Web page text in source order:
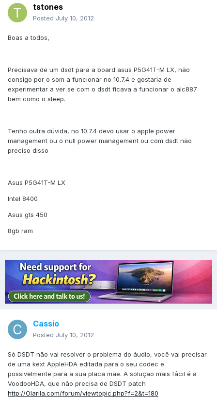
tstones
Posted July 10, 2012
Boas a todos,
Precisava de um dsdt para a board asus P5G41T-M LX, não
consigo por o som a funcionar no 10.7.4 e gostaria de
experimentar a ver se com o dsdt ficava a funcionar o alc887
bem como o sleep.
Tenho outra dúvida, no 10.7.4 devo usar o apple power
management ou o null power management ou com dsdt não
preciso disso
Asus P5G41T-M LX
Intel 8400
Asus gts 450
8gb ram
Cassio
Posted July 10, 2012
Só DSDT não vai resolver o problema do áudio, você vai precisar
de uma kext AppleHDA editada para o seu codec e
possivelmente para a sua placa mãe. A solução mais fácil é a
VoodooHDA, que não precisa de DSDT patch
http://Olarila.com/forum/viewtopic.php?f=2&t=180